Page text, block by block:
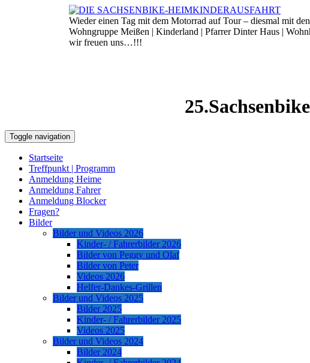
Wieder einen Tag mit dem Motorrad auf Tour – diesmal mit
Wohngruppe Meißen | Kinderland | Pfarrer Dinter Haus |
wir freuen uns…!!!
Toggle navigation
Startseite
Treffpunkt | Programm
Anmeldung Heime
Anmeldung Fahrer
Anmeldung Blocker
Fragen?
Bilder
Bilder und Videos 2026
Kinder- / Fahrerbilder 2026
Bilder von Peggy und Olaf
Bilder von Peter
Videos 2026
Helfer-Dankes-Grillen
Bilder und Videos 2025
Bilder 2025
Kinder- / Fahrerbilder 2025
Videos 2025
Bilder und Videos 2024
Bilder 2024